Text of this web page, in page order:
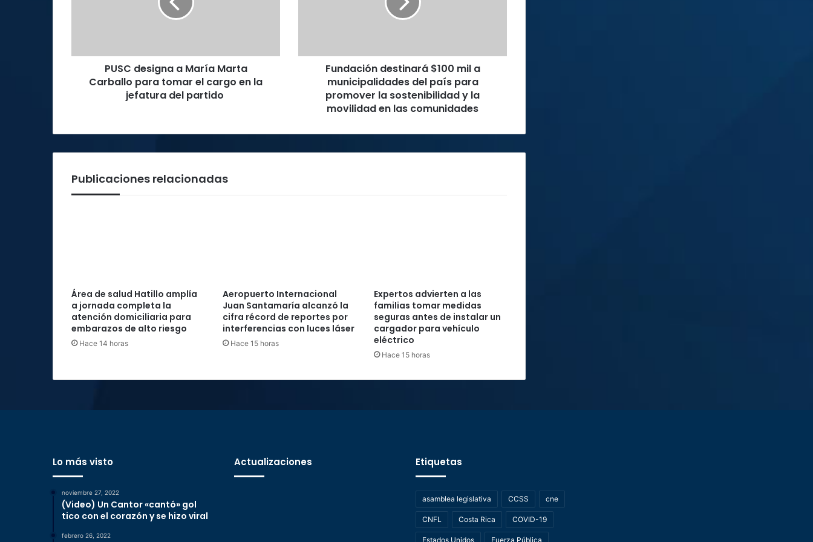
el
PUSC designa a María Marta
Carballo para tomar el cargo en la
jefatura del partido
para
promover
sostenibilidad
las
Fundación destinará $100 mil a
municipalidades del país para
promover la sostenibilidad y la
movilidad en las comunidades
Publicaciones relacionadas
Área de salud Hatillo amplía
a jornada completa la
atención domiciliaria para
embarazos de alto riesgo
Hace 14 horas
Aeropuerto Internacional
Juan Santamaría alcanzó la
cifra récord de reportes por
interferencias con luces láser
Hace 15 horas
Expertos advierten a las
familias tomar medidas
seguras antes de instalar un
cargador para vehículo
eléctrico
Hace 15 horas
Lo más visto
noviembre 27, 2022
(Video) Un Cantor «cantó» gol
tico con el corazón y se hizo viral
febrero 26, 2022
Actualizaciones Etiquetas
asamblea legislativa CCSS cne
CNFL Costa Rica COVID-19
Estados Unidos Fuerza Pública